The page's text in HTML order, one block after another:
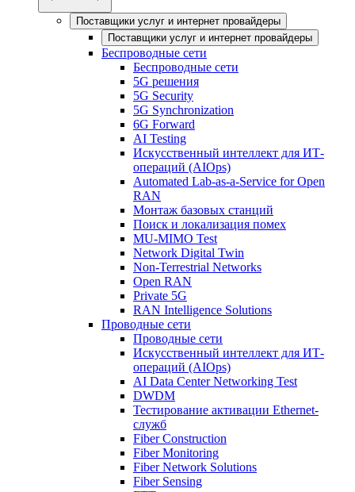
Поставщики услуг и интернет провайдеры
Поставщики услуг и интернет провайдеры
Беспроводные сети
Беспроводные сети
5G решения
5G Security
5G Synchronization
6G Forward
AI Testing
Искусственный интеллект для ИТ-
операций (AIOps)
Automated Lab-as-a-Service for Open
RAN
Монтаж базовых станций
Поиск и локализация помех
MU-MIMO Test
Network Digital Twin
Non-Terrestrial Networks
Open RAN
Private 5G
RAN Intelligence Solutions
Проводные сети
Проводные сети
Искусственный интеллект для ИТ-
операций (AIOps)
AI Data Center Networking Test
DWDM
Тестирование активации Ethernet-
служб
Fiber Construction
Fiber Monitoring
Fiber Network Solutions
Fiber Sensing